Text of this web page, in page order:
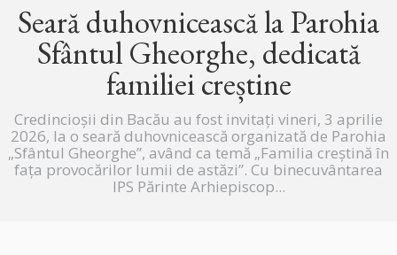
Seară duhovnicească la Parohia
Sfântul Gheorghe, dedicată
familiei creștine
Credincioșii din Bacău au fost invitați vineri, 3 aprilie
2026, la o seară duhovnicească organizată de Parohia
„Sfântul Gheorghe”, având ca temă „Familia creștină în
fața provocărilor lumii de astăzi”. Cu binecuvântarea
IPS Părinte Arhiepiscop...